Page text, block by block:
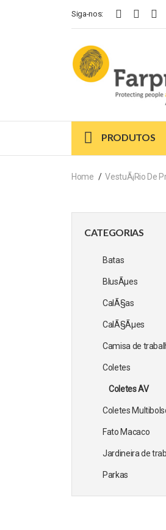
Siga-nos:
PRODUTOS
Home VestuÃ¡rio De
CATEGORIAS
Batas
BlusÃµes
CalÃ§as
CalÃ§Ãµes
Camisa de
Coletes
Coletes AV
Coletes
Fato Macaco
Jardineira de
Parkas